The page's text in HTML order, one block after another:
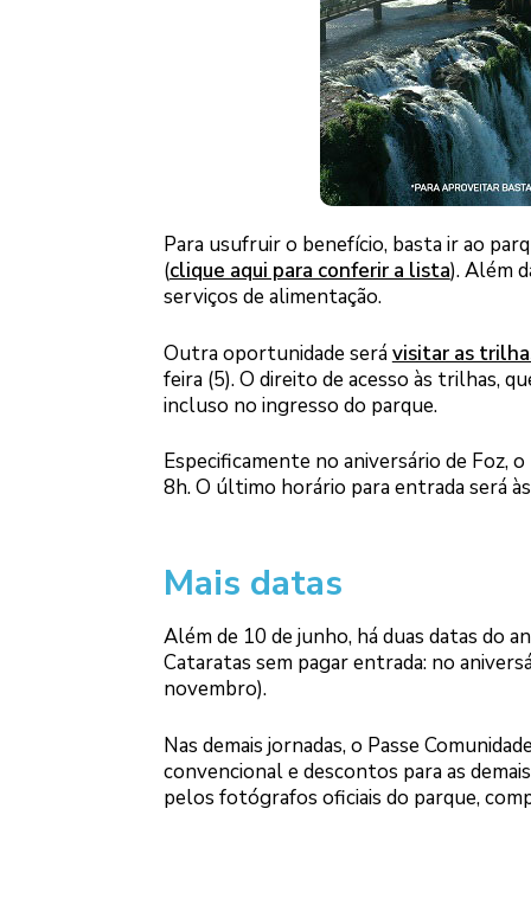
Para usufruir o benefício, basta ir ao
(clique aqui para conferir a lista). Além
serviços de alimentação.
Outra oportunidade serávisitar as
feira (5). O direito de acesso às trilhas,
incluso no ingresso do parque.
Especificamente no aniversário de Foz,
8h. O último horário para entrada será
Mais datas
Além de 10 de junho, há duas datas do
Cataratas sem pagar entrada: no
novembro).
Nas demais jornadas, o Passe
convencional e descontos para as
pelos fotógrafos oficiais do parque,